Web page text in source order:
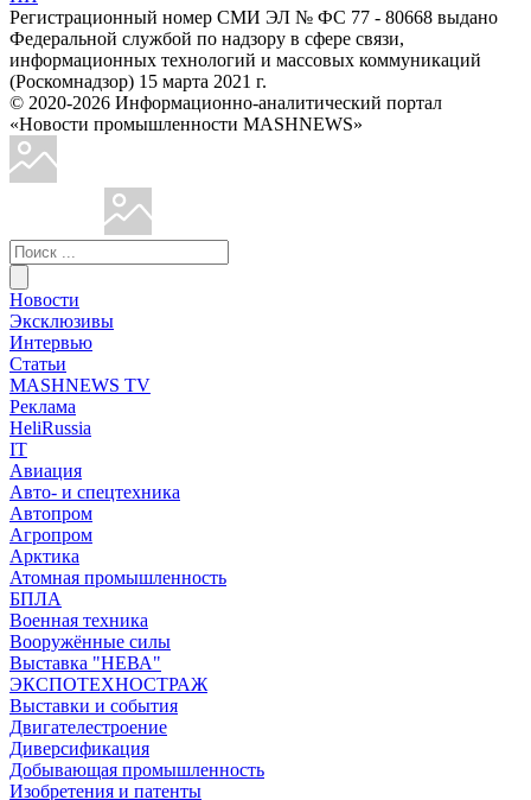
Регистрационный номер СМИ ЭЛ № ФС 77 - 80668 выдано
Федеральной службой по надзору в сфере связи,
информационных технологий и массовых коммуникаций
(Роскомнадзор) 15 марта 2021 г.
© 2020-2026 Информационно-аналитический портал
«Новости промышленности MASHNEWS»
Новости
Эксклюзивы
Интервью
Статьи
MASHNEWS TV
Реклама
HeliRussia
IT
Авиация
Авто- и спецтехника
Автопром
Агропром
Арктика
Атомная промышленность
БПЛА
Военная техника
Вооружённые силы
Выставка "НЕВА"
ЭКСПОТЕХНОСТРАЖ
Выставки и события
Двигателестроение
Диверсификация
Добывающая промышленность
Изобретения и патенты